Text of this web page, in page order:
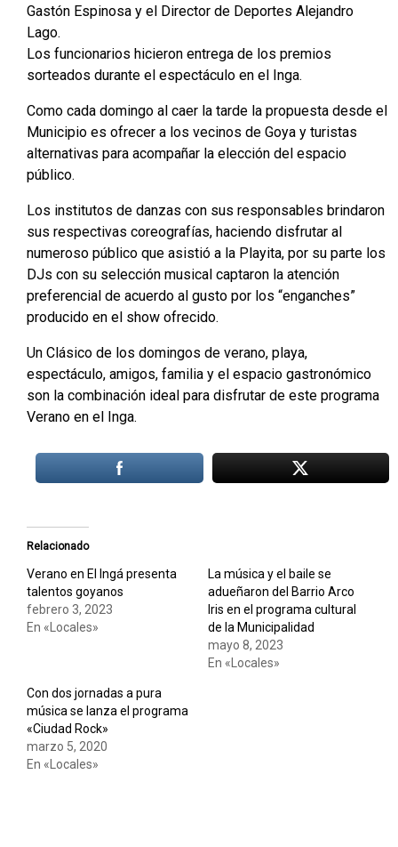
Gastón Espinosa y el Director de Deportes Alejandro
Lago.
Los funcionarios hicieron entrega de los premios
sorteados durante el espectáculo en el Inga.
Como cada domingo al caer la tarde la propuesta desde el
Municipio es ofrecer a los vecinos de Goya y turistas
alternativas para acompañar la elección del espacio
público.
Los institutos de danzas con sus responsables brindaron
sus respectivas coreografías, haciendo disfrutar al
numeroso público que asistió a la Playita, por su parte los
DJs con su selección musical captaron la atención
preferencial de acuerdo al gusto por los “enganches”
producido en el show ofrecido.
Un Clásico de los domingos de verano, playa,
espectáculo, amigos, familia y el espacio gastronómico
son la combinación ideal para disfrutar de este programa
Verano en el Inga.
Relacionado
Verano en El Ingá presenta
talentos goyanos
febrero 3, 2023
En «Locales»
La música y el baile se
adueñaron del Barrio Arco
Iris en el programa cultural
de la Municipalidad
mayo 8, 2023
En «Locales»
Con dos jornadas a pura
música se lanza el programa
«Ciudad Rock»
marzo 5, 2020
En «Locales»